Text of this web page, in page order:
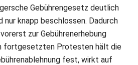
Gebührengesetz deutlich
nur knapp beschlossen. Dadurch
zur Gebührenerhebung
fortgesetzten Protesten hält die
fest, wirkt auf